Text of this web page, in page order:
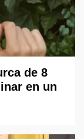
de 8
en un